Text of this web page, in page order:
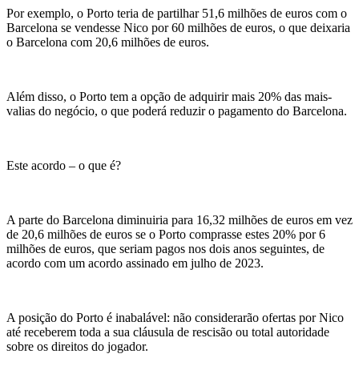
Por exemplo, o Porto teria de partilhar 51,6 milhões de euros com o
Barcelona se vendesse Nico por 60 milhões de euros, o que deixaria
o Barcelona com 20,6 milhões de euros.
Além disso, o Porto tem a opção de adquirir mais 20% das mais-
valias do negócio, o que poderá reduzir o pagamento do Barcelona.
Este acordo – o que é?
A parte do Barcelona diminuiria para 16,32 milhões de euros em vez
de 20,6 milhões de euros se o Porto comprasse estes 20% por 6
milhões de euros, que seriam pagos nos dois anos seguintes, de
acordo com um acordo assinado em julho de 2023.
A posição do Porto é inabalável: não considerarão ofertas por Nico
até receberem toda a sua cláusula de rescisão ou total autoridade
sobre os direitos do jogador.